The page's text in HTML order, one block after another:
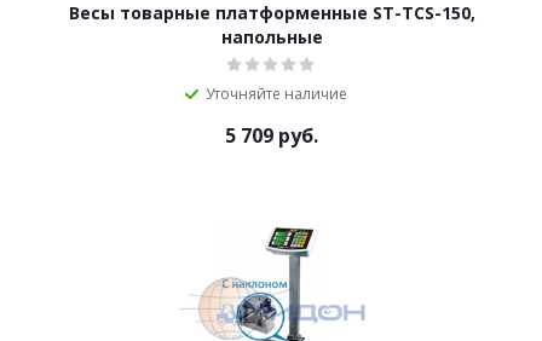
Весы товарные платформенные ST-TCS-150,
напольные
Уточняйте наличие
5 709 руб.